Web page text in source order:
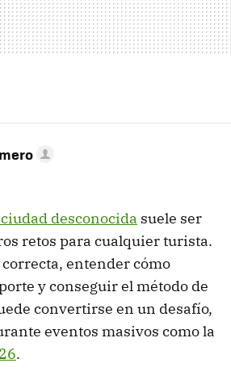
desconocida suele ser
retos para cualquier turista.
entender cómo
y conseguir el método de
convertirse en un desafío,
eventos masivos como la
.